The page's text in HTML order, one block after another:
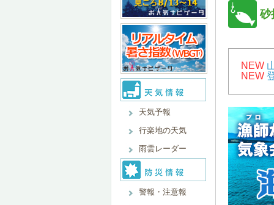
天気予報
行楽地の天気
雨雲レーダー
警報・注意報
砂
NEW
NEW